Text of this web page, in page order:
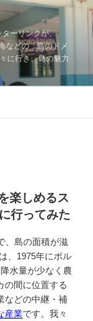
ーリンクが、
などの「島のドメ
に行き、島の魅力
楽しめるス
行ってみた
、島の面積が滋
、1975年にポル
水量が少なく農
の間に位置する
などの中継・補
産業です。我々